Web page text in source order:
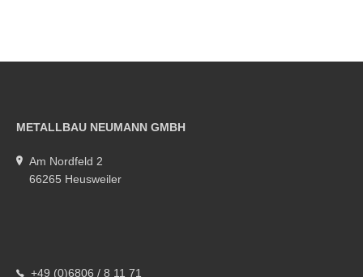
METALLBAU NEUMANN GMBH
Am Nordfeld 2
66265 Heusweiler
+49 (0)6806 / 8 11 71